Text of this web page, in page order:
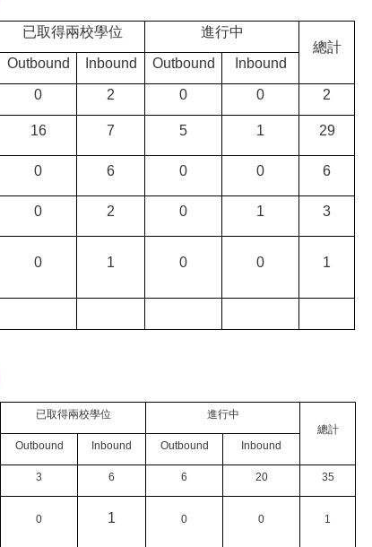
已取得兩校學位
進行中
總計
Outbound
Inbound Outbound Inbound
0 2 0 0 2
16 7 5 1 29
0 6 0 0 6
0 2 0 1 3
0 1 0 0 1
已取得兩校學位
進行中
總計
Outbound
Inbound Outbound Inbound
3 6 6 20 35
0 1 0 0 1